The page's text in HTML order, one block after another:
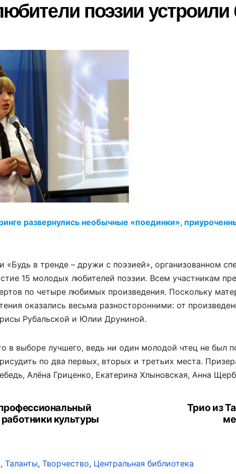
поэзии устроили
развернулись необычные «поединки»,
«Будь в тренде – дружи с поэзией», организованном
15 молодых любителей поэзии. Всем участникам
по четыре любимых произведения. Поскольку
оказались весьма разносторонними: от
Рубальской и Юлии Друниной.
в выборе лучшего, ведь ни один молодой чтец не был
по два первых, вторых и третьих места.
Алёна Гриценко, Екатерина Хлыновская, Анна
Трио из
культуры
, Таланты, Творчество, Центральная библиотека